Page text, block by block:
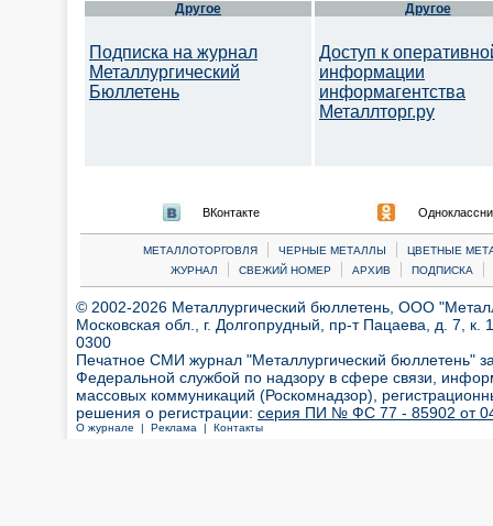
Другое
Подписка на журнал
Металлургический
Бюллетень
Другое
Доступ к
информации
информагентства
Металлторг.ру
ВКонтакте
МЕТАЛЛОТОРГОВЛЯ | ЧЕРНЫЕ МЕТАЛЛЫ |
ЦВЕТНЫЕ
ЖУРНАЛ
| СВЕЖИЙ НОМЕР | АРХИВ | ПОДПИСКА |
© 2002-2026 Металлургический бюллетень, ООО
Московская обл., г. Долгопрудный, пр-т Пацаева, д. 7,
0300
Печатное СМИ журнал "Металлургический бюллетень"
Федеральной службой по надзору в сфере связи,
массовых коммуникаций (Роскомнадзор),
решения о регистрации: серия ПИ № ФС 77 - 85902 от 04
О журнале | Реклама | Контакты